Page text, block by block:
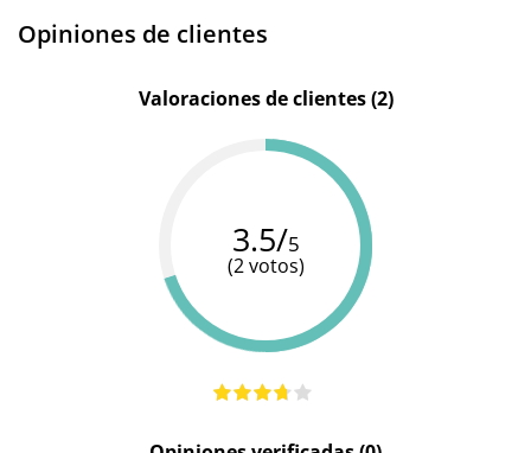
Opiniones de clientes
Valoraciones de clientes (2)
3.5/5
(2 votos)